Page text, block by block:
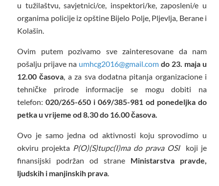
u tužilaštvu, savjetnici/ce, inspektori/ke, zaposleni/e u
organima policije iz opštine Bijelo Polje, Pljevlja, Berane i
Kolašin.
Ovim putem pozivamo sve zainteresovane da nam
pošalju prijave na umhcg2016@gmail.com do 23. maja u
12.00 časova, a za sva dodatna pitanja organizacione i
tehničke prirode informacije se mogu dobiti na
telefon: 020/265-650 i 069/385-981 od ponedeljka do
petka u vrijeme od 8.30 do 16.00 časova.
Ovo je samo jedna od aktivnosti koju sprovodimo u
okviru projekta P(O)(S)tupc(I)ma do prava OSI koji je
finansijski podržan od strane Ministarstva pravde,
ljudskih i manjinskih prava.